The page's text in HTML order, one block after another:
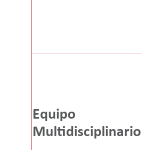
Equipo
Multidisciplinario